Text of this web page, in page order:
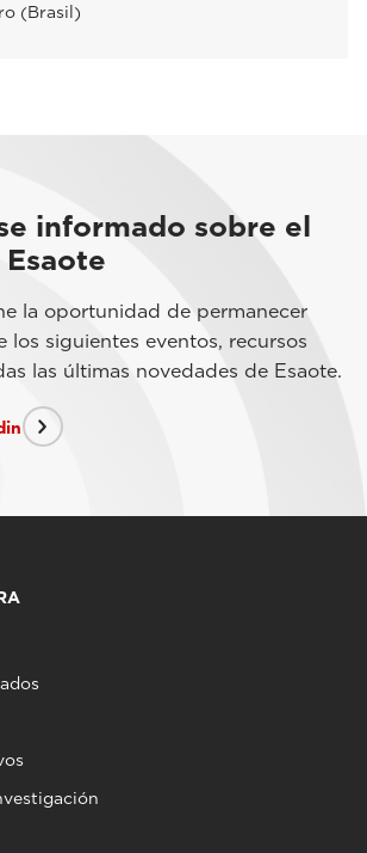
(Brasil)
informado sobre el
la oportunidad de permanecer
los siguientes eventos, recursos
las últimas novedades de Esaote.